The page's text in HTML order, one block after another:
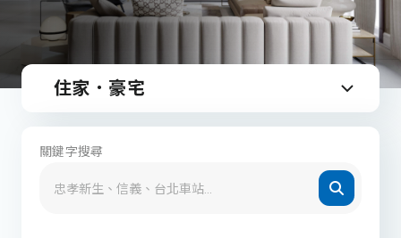
住家．豪宅
關鍵字搜尋